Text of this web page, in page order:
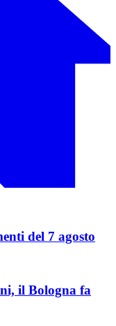
del 7 agosto
il Bologna fa